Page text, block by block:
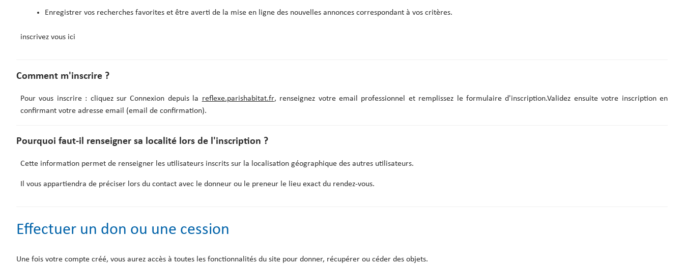
Enregistrer vos recherches favorites et être averti de la mise en ligne des nouvelles annonces correspondant à vos critères.
inscrivez vous ici
Comment m'inscrire ?
Pour vous inscrire : cliquez sur Connexion depuis la reflexe.parishabitat.fr, renseignez votre email professionnel et remplissez le formulaire d'inscription.Validez ensuite votre inscription en
confirmant votre adresse email (email de confirmation).
Pourquoi faut-il renseigner sa localité lors de l'inscription ?
Cette information permet de renseigner les utilisateurs inscrits sur la localisation géographique des autres utilisateurs.
Il vous appartiendra de préciser lors du contact avec le donneur ou le preneur le lieu exact du rendez-vous.
Effectuer un don ou une cession
Une fois votre compte créé, vous aurez accès à toutes les fonctionnalités du site pour donner, récupérer ou céder des objets.